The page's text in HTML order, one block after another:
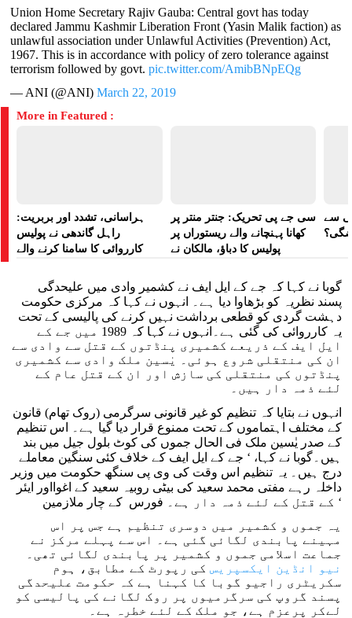
Union Home Secretary Rajiv Gauba: Central govt has today
declared Jammu Kashmir Liberation Front (Yasin Malik faction) as
unlawful association under Unlawful Activities (Prevention) Act,
1967. This is in accordance with policy of zero tolerance against
terrorism followed by govt.pic.twitter.com/AmibBNpEQg
— ANI (@ANI)March 22, 2019
More in Featured :
ہراسانی، تشدد اور بربریت:
راہل گاندھی نے پولیس
کارروائی کا سامنا کرنے والے
سی جے پی تحریک: جنتر منتر پر
کھانا پہنچانے والے ریستوراں پر
پولیس کا دباؤ، مالکان نے
سے
گوبا نے کہا کہ جے کے ایل ایف نے کشمیر وادی میں علیحدگی
پسند نظریہ کو بڑھاوا دیا ہے۔ انہوں نے کہا کہ مرکزی حکومت
دہشت گردی کو قطعی برداشت نہیں کرنے کی پالیسی کے تحت
یہ کارروائی کی گئی ہے۔انہوں نے کہا کہ 1989 میں جے کے
ایل ایف کے ذریعے کشمیری پنڈتوں کے قتل سے وادی سے
ان کی منتقلی شروع ہوئی۔ یٰسین ملک وادی سے کشمیری
پنڈتوں کی منتقلی کی سازش اور ان کے قتل عام کے
لئے ذمہ دار ہیں۔
انہوں نے بتایا کہ تنظیم کو غیر قانونی سرگرمی (روک تھام) قانون
کے مختلف اہتماموں کے تحت ممنوع قرار دیا گیا ہے۔ اس تنظیم
کے صدر یٰسین ملک فی الحال جموں کی کوٹ بلول جیل میں بند
ہیں۔گوبا نے کہا، ‘ جے کے ایل ایف کے خلاف کئی سنگین معاملے
درج ہیں۔ یہ تنظیم اس وقت کی وی پی سنگھ حکومت میں وزیر
داخلہ رہے مفتی محمد سعید کی بیٹی روبیہ سعید کے اغوااور ایئر
فورس کے چار ملازمین‎ کے قتل کے لئے ذمہ دار ہے۔ ‘
یہ جموں و کشمیر میں دوسری تنظیم ہے جس پر اس
مہینے پابندی لگائی گئی ہے۔ اس سے پہلے مرکز نے
جماعت اسلامی جموں و کشمیر پر پابندی لگائی تھی۔
نیو انڈین ایکسپریس کی رپورٹ کے مطابق، ہوم
سکریٹری راجیو گوبا کا کہنا ہے کہ حکومت علیحدگی
پسند گروپ کی سرگرمیوں پر روک لگانے کی پالیسی کو
لےکر پرعزم ہے، جو ملک کے لئے خطرہ ہے۔